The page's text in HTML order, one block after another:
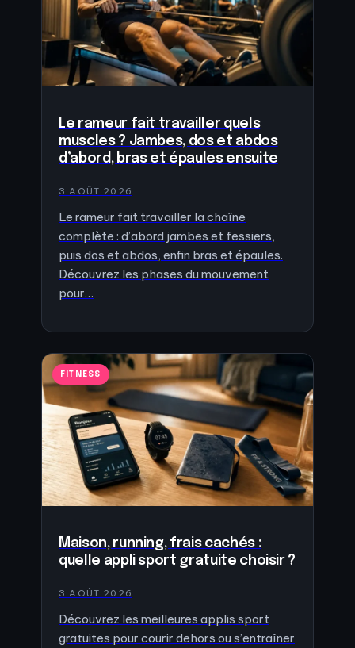
Le rameur fait travailler quels
muscles ? Jambes, dos et abdos
d’abord, bras et épaules ensuite
3 AOÛT 2026
Le rameur fait travailler la chaîne
complète : d’abord jambes et fessiers,
puis dos et abdos, enfin bras et épaules.
Découvrez les phases du mouvement
pour…
FITNESS
Maison, running, frais cachés :
quelle appli sport gratuite choisir ?
3 AOÛT 2026
Découvrez les meilleures applis sport
gratuites pour courir dehors ou s’entraîner